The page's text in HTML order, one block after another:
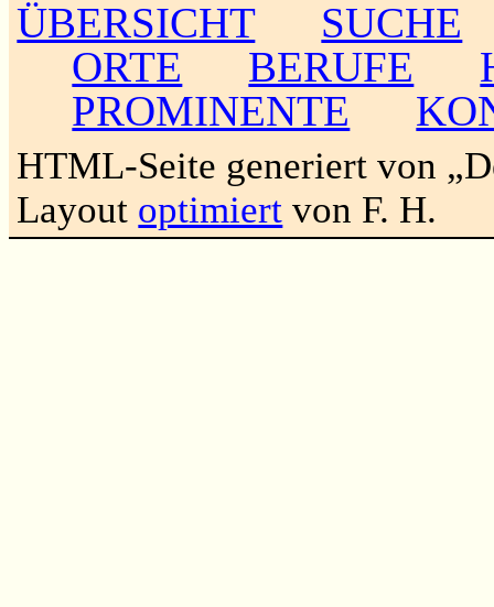
ÜBERSICHT
SUCHE
ORTE
BERUFE
PROMINENTE
HTML-Seite generiert von
Layout optimiert von F. H.